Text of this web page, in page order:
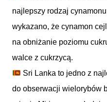
najlepszy rodzaj
wykazano, że cynamon
na obniżanie poziomu
walce z cukrzycą.
Sri Lanka to jedno z
do obserwacji wielorybów